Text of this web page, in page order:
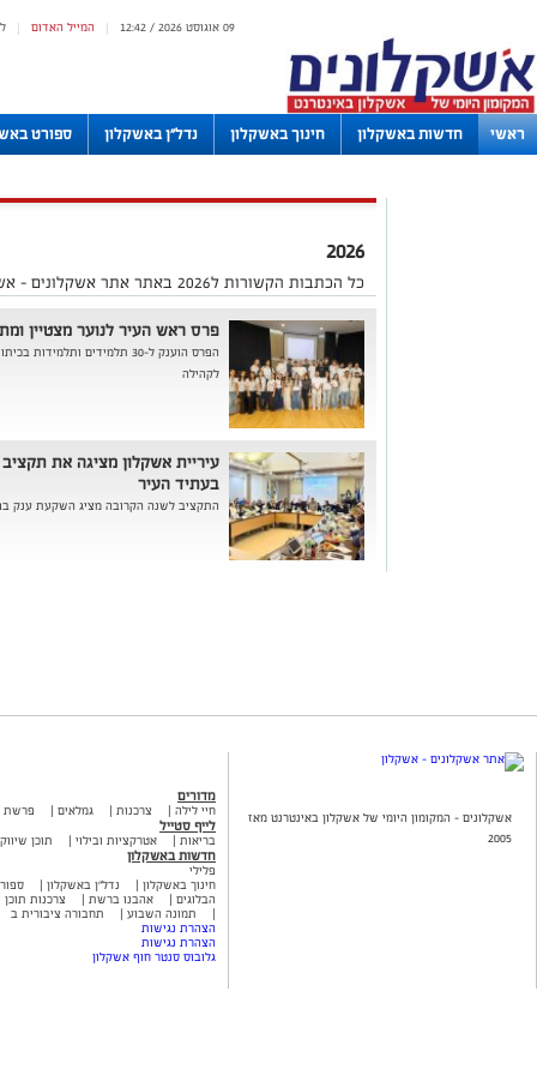
| המייל האדום | 09 אוגוסט 2026 / 12:42
ראשי חדשות באשקלון חינוך באשקלון נדל"ן באשקלון ספורט
2026
כל הכתבות הקשורות ל2026 באתר אתר אשקלונים - אשקלון
פרס ראש העיר לנוער מצטיין
הפרס הוענק ל-30 תלמידים
לקהילה
בעתיד העיר
התקציב לשנה הקרובה מציג השקעת ענק
אשקלונים - המקומון היומי של אשקלון באינטרנט מאז
2005
מדורים
חיי לילה צרכנות גמלאים פרשת
לייף סטייל
בריאות אטרקציות ובילוי תוכן
חדשות באשקלון
פלילי
חינוך באשקלון
נדל"ן באשקלון
הבלוגים
אהבנו ברשת
צרכנות תוכן
תמונה השבוע
תחבורה ציבורית ב
הצהרת נגישות
הצהרת נגישות
גלובוס סנטר חוף אשקלון